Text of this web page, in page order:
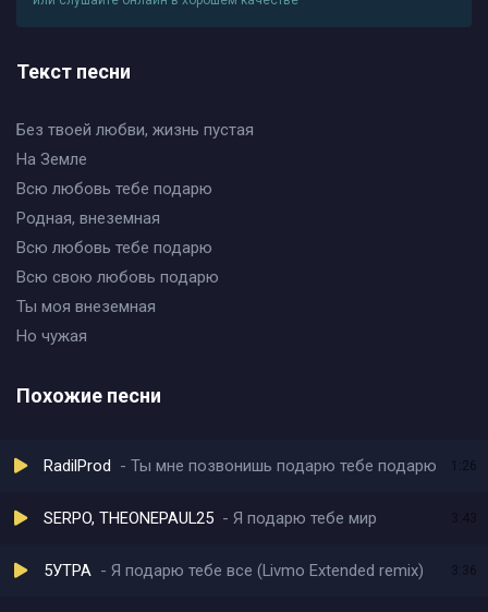
Текст песни
Без твоей любви, жизнь пустая
На Земле
Всю любовь тебе подарю
Родная, внеземная
Всю любовь тебе подарю
Всю свою любовь подарю
Ты моя внеземная
Но чужая
Похожие песни
RadilProd Ты мне позвонишь подарю тебе подарю 1:26
SERPO, THEONEPAUL25 Я подарю тебе мир
5УТРА Я подарю тебе все (Livmo Extended remix) 3:36